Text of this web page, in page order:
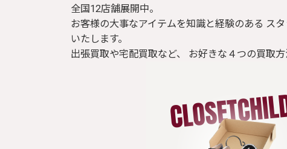
全国12店舗展開中。
お客様の大事なアイテムを知識と経験のある ス
いたします。
出張買取や宅配買取など、 お好きな４つの買取方